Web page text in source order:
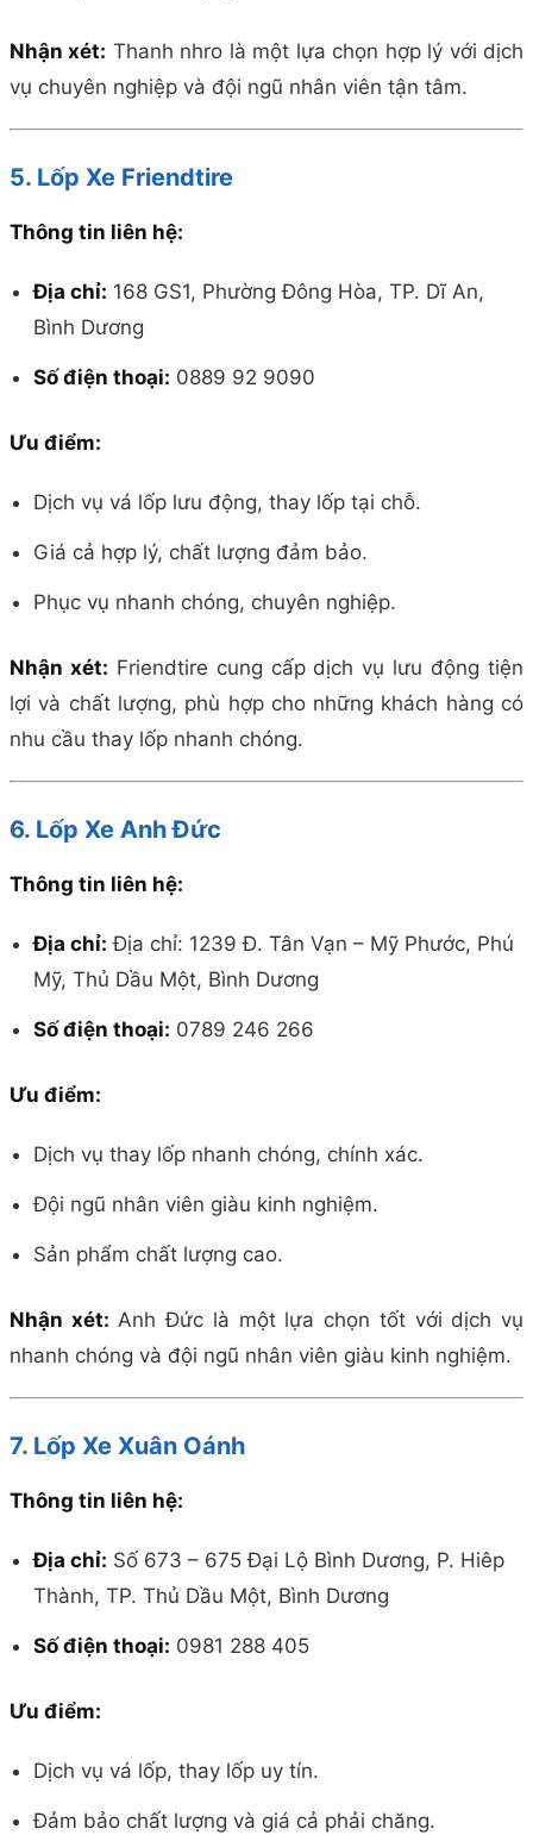
Nhận xét: Thanh nhro là một lựa chọn hợp lý với dịch
vụ chuyên nghiệp và đội ngũ nhân viên tận tâm.
5. Lốp Xe Friendtire
Thông tin liên hệ:
Địa chỉ: 168 GS1, Phường Đông Hòa, TP. Dĩ An,
Bình Dương
Số điện thoại: 0889 92 9090
Ưu điểm:
Dịch vụ vá lốp lưu động, thay lốp tại chỗ.
Giá cả hợp lý, chất lượng đảm bảo.
Phục vụ nhanh chóng, chuyên nghiệp.
Nhận xét: Friendtire cung cấp dịch vụ lưu động tiện
lợi và chất lượng, phù hợp cho những khách hàng có
nhu cầu thay lốp nhanh chóng.
6. Lốp Xe Anh Đức
Thông tin liên hệ:
Địa chỉ: Địa chỉ: 1239 Đ. Tân Vạn – Mỹ Phước, Phú
Mỹ, Thủ Dầu Một, Bình Dương
Số điện thoại: 0789 246 266
Ưu điểm:
Dịch vụ thay lốp nhanh chóng, chính xác.
Đội ngũ nhân viên giàu kinh nghiệm.
Sản phẩm chất lượng cao.
Nhận xét: Anh Đức là một lựa chọn tốt với dịch vụ
nhanh chóng và đội ngũ nhân viên giàu kinh nghiệm.
7. Lốp Xe Xuân Oánh
Thông tin liên hệ:
Địa chỉ: Số 673 – 675 Đại Lộ Bình Dương, P. Hiêp
Thành, TP. Thủ Dầu Một, Bình Dương
Số điện thoại: 0981 288 405
Ưu điểm:
Dịch vụ vá lốp, thay lốp uy tín.
Đảm bảo chất lượng và giá cả phải chăng.